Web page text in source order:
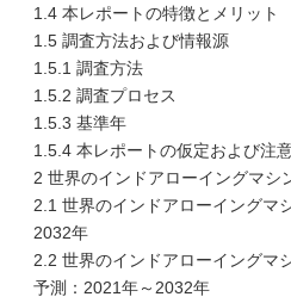
1.4 本レポートの特徴とメリット
1.5 調査方法および情報源
1.5.1 調査方法
1.5.2 調査プロセス
1.5.3 基準年
1.5.4 本レポートの仮定および注
2 世界のインドアローイングマシ
2.1 世界のインドアローイングマ
2032年
2.2 世界のインドアローイングマ
予測：2021年～2032年